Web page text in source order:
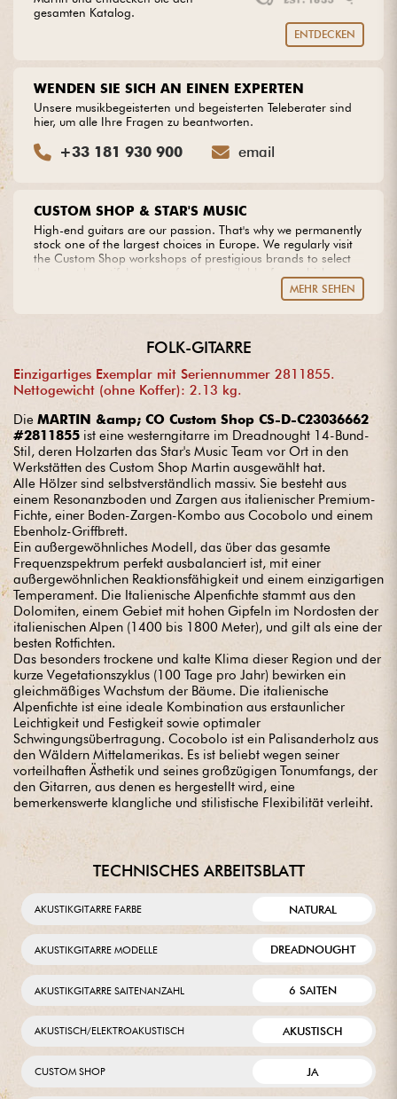
Sehen Sie sich unsere Marken an
gesamten Katalog.
ENTDECKEN
CUSTOM SHOP & STAR'S MUSIC
High-end guitars are our passion. That's why we permanently
stock one of the largest choices in Europe. We regularly visit
the Custom Shop workshops of prestigious brands to select
the most beautiful pieces of wood available, from which we
create our own models. Do you dream of an extraordinary
guitar? Entrust us with your project with complete peace of
MEHR SEHEN
WENDEN SIE SICH AN EINEN EXPERTEN
Unsere musikbegeisterten und begeisterten Teleberater sind
hier, um alle Ihre Fragen zu beantworten.
+33 181 930 900 email
FOLK-GITARRE
Einzigartiges Exemplar mit Seriennummer 2811855.
Nettogewicht (ohne Koffer): 2.13 kg.
Die MARTIN &amp; CO Custom Shop CS-D-C23036662
#2811855 ist eine westerngitarre im Dreadnought 14-Bund-
Stil, deren Holzarten das Star's Music Team vor Ort in den
Werkstätten des Custom Shop Martin ausgewählt hat.
Alle Hölzer sind selbstverständlich massiv. Sie besteht aus
einem Resonanzboden und Zargen aus italienischer Premium-
Fichte, einer Boden-Zargen-Kombo aus Cocobolo und einem
Ebenholz-Griffbrett.
Ein außergewöhnliches Modell, das über das gesamte
Frequenzspektrum perfekt ausbalanciert ist, mit einer
außergewöhnlichen Reaktionsfähigkeit und einem einzigartigen
Temperament. Die Italienische Alpenfichte stammt aus den
Dolomiten, einem Gebiet mit hohen Gipfeln im Nordosten der
italienischen Alpen (1400 bis 1800 Meter), und gilt als eine der
besten Rotfichten.
Das besonders trockene und kalte Klima dieser Region und der
kurze Vegetationszyklus (100 Tage pro Jahr) bewirken ein
gleichmäßiges Wachstum der Bäume. Die italienische
Alpenfichte ist eine ideale Kombination aus erstaunlicher
Leichtigkeit und Festigkeit sowie optimaler
Schwingungsübertragung. Cocobolo ist ein Palisanderholz aus
den Wäldern Mittelamerikas. Es ist beliebt wegen seiner
vorteilhaften Ästhetik und seines großzügigen Tonumfangs, der
den Gitarren, aus denen es hergestellt wird, eine
bemerkenswerte klangliche und stilistische Flexibilität verleiht.
TECHNISCHES ARBEITSBLATT
AKUSTIKGITARRE FARBE NATURAL
AKUSTIKGITARRE MODELLE DREADNOUGHT
AKUSTIKGITARRE SAITENANZAHL 6 SAITEN
AKUSTISCH/ELEKTROAKUSTISCH AKUSTISCH
CUSTOM SHOP JA